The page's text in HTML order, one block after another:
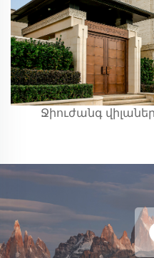
Ջիուժանգ